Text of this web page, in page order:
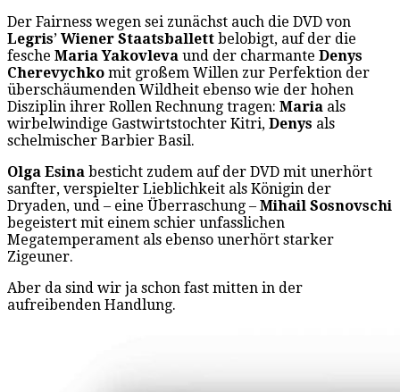
Der Fairness wegen sei zunächst auch die DVD von
Legris’ Wiener Staatsballett belobigt, auf der die
fesche Maria Yakovleva und der charmante Denys
Cherevychko mit großem Willen zur Perfektion der
überschäumenden Wildheit ebenso wie der hohen
Disziplin ihrer Rollen Rechnung tragen: Maria als
wirbelwindige Gastwirtstochter Kitri, Denys als
schelmischer Barbier Basil.
Olga Esina besticht zudem auf der DVD mit unerhört
sanfter, verspielter Lieblichkeit als Königin der
Dryaden, und – eine Überraschung – Mihail Sosnovschi
begeistert mit einem schier unfasslichen
Megatemperament als ebenso unerhört starker
Zigeuner.
Aber da sind wir ja schon fast mitten in der
aufreibenden Handlung.